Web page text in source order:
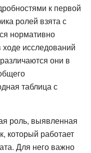
к первой
ролей взята с
нормативно
исследований
они в
таблица с
роль, выявленная
который работает
Для него важно